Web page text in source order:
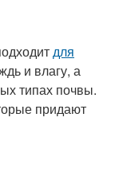
для
и влагу, а
типах почвы.
придают